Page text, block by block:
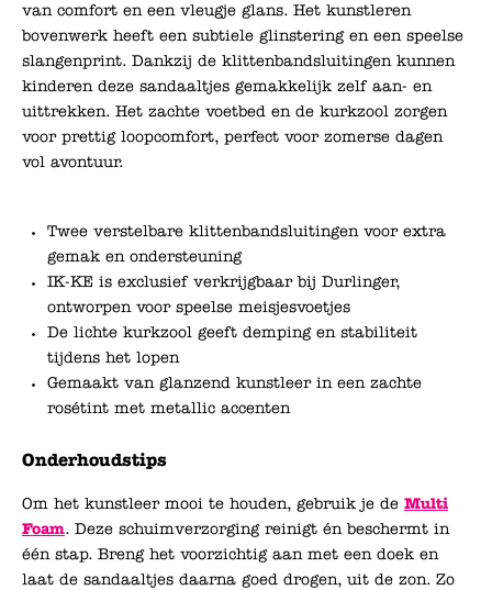
van comfort en een vleugje glans. Het kunstleren
bovenwerk heeft een subtiele glinstering en een speelse
slangenprint. Dankzij de klittenbandsluitingen kunnen
kinderen deze sandaaltjes gemakkelijk zelf aan- en
uittrekken. Het zachte voetbed en de kurkzool zorgen
voor prettig loopcomfort, perfect voor zomerse dagen
vol avontuur.
Twee verstelbare klittenbandsluitingen voor extra
gemak en ondersteuning
IK-KE is exclusief verkrijgbaar bij Durlinger,
ontworpen voor speelse meisjesvoetjes
De lichte kurkzool geeft demping en stabiliteit
tijdens het lopen
Gemaakt van glanzend kunstleer in een zachte
rosétint met metallic accenten
Onderhoudstips
Om het kunstleer mooi te houden, gebruik je de Multi
Foam. Deze schuimverzorging reinigt én beschermt in
één stap. Breng het voorzichtig aan met een doek en
laat de sandaaltjes daarna goed drogen, uit de zon. Zo